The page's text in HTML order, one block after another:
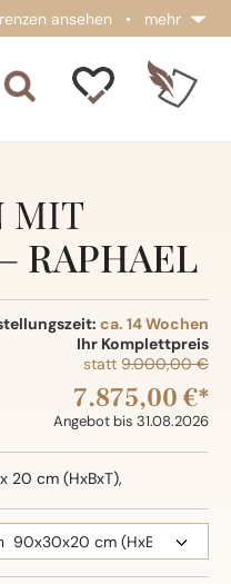
ansehen • mehr
MIT
RAPHAEL
ca. 14 Wochen
Ihr Komplettpreis
statt 9.000,00 €
7.875,00 €*
Angebot bis 31.08.2026
20 cm (HxBxT),